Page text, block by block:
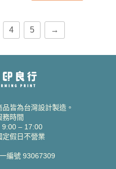
4 5 →
皆為台灣設計製造。
務時間
9:00 – 17:00
定假日不營業
編號 93067309